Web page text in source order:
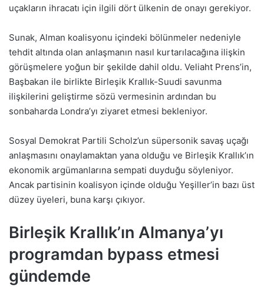
uçakların ihracatı için ilgili dört ülkenin de onayı gerekiyor.
Sunak, Alman koalisyonu içindeki bölünmeler nedeniyle
tehdit altında olan anlaşmanın nasıl kurtarılacağına ilişkin
görüşmelere yoğun bir şekilde dahil oldu. Veliaht Prens’in,
Başbakan ile birlikte Birleşik Krallık-Suudi savunma
ilişkilerini geliştirme sözü vermesinin ardından bu
sonbaharda Londra’yı ziyaret etmesi bekleniyor.
Sosyal Demokrat Partili Scholz’un süpersonik savaş uçağı
anlaşmasını onaylamaktan yana olduğu ve Birleşik Krallık’ın
ekonomik argümanlarına sempati duyduğu söyleniyor.
Ancak partisinin koalisyon içinde olduğu Yeşiller’in bazı üst
düzey üyeleri, buna karşı çıkıyor.
Birleşik Krallık’ın Almanya’yı
programdan bypass etmesi
gündemde